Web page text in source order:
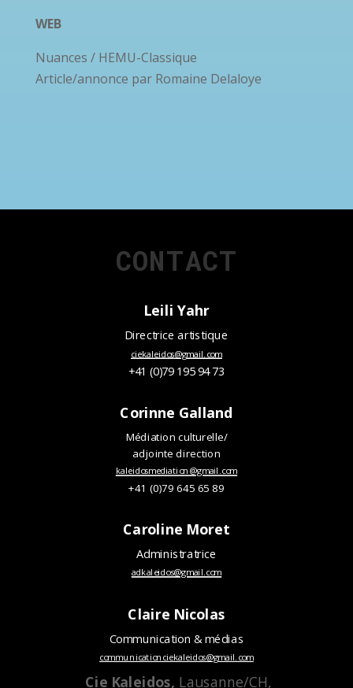
WEB
Nuances / HEMU-Classique
Article/annonce par Romaine Delaloye
CONTACT
Leili Yahr
Directrice artistique
ciekaleidos@gmail.com
+41 (0)79 195 94 73
Corinne Galland
Médiation culturelle/
adjointe direction
kaleidosmediation@gmail.com
+41 (0)79 645 65 89
Caroline Moret
Administratrice
adkaleidos@gmail.com
Claire Nicolas
Communication & médias
communicationciekaleidos@gmail.com
Cie Kaleidos, Lausanne/CH,